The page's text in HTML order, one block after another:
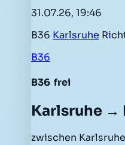
31.07.26, 19:46
B36 Karlsruhe
B36
B36 frei
Karlsruhe →
zwischen